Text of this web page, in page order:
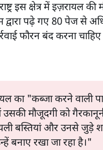
इस क्षेत्र में इज़रायल
द्वारा पढ़े गए 80 पेज से
फौरन बंद करना
का "कब्जा करने वाली
में उसकी मौजूदगी को
बस्तियां और उनसे जुड़े
बनाए रखा जा रहा है।"